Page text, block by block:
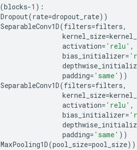
(blocks-1 ):
Dropout(rate=dropout_rate))
SeparableConv1D(filters=filters,
kernel_size=
activation= 'relu' ,
bias_initializer=
padding= 'same' ))
SeparableConv1D(filters=filters,
kernel_size=
activation= 'relu' ,
bias_initializer=
padding= 'same' ))
MaxPooling1D(pool_size=pool_size))